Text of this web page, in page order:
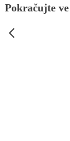
Pokračujte